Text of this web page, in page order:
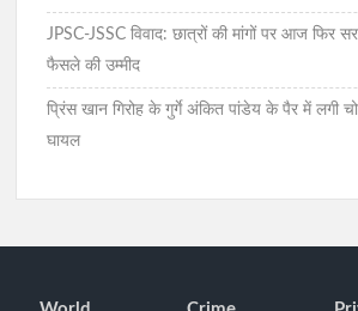
JPSC-JSSC विवाद: छात्रों की मांगों पर आज फिर
फैसले की उम्मीद
प्रिंस खान गिरोह के गुर्गे अंकित पांडेय के पैर में लगी
घायल